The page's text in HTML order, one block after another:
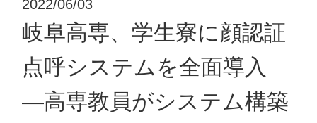
2022/06/03
岐阜高専、学生寮に顔認証
点呼システムを全面導入
―高専教員がシステム構築